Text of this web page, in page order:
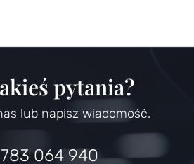
pytania?
lub napisz wiadomość.
783 064 940